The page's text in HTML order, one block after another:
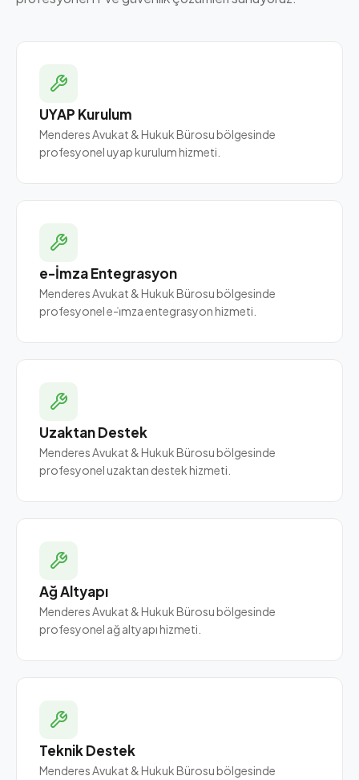
UYAP Kurulum
Menderes Avukat & Hukuk Bürosu bölgesinde
profesyonel uyap kurulum hizmeti.
e-İmza Entegrasyon
Menderes Avukat & Hukuk Bürosu bölgesinde
profesyonel e-i̇mza entegrasyon hizmeti.
Uzaktan Destek
Menderes Avukat & Hukuk Bürosu bölgesinde
profesyonel uzaktan destek hizmeti.
Ağ Altyapı
Menderes Avukat & Hukuk Bürosu bölgesinde
profesyonel ağ altyapı hizmeti.
Teknik Destek
Menderes Avukat & Hukuk Bürosu bölgesinde